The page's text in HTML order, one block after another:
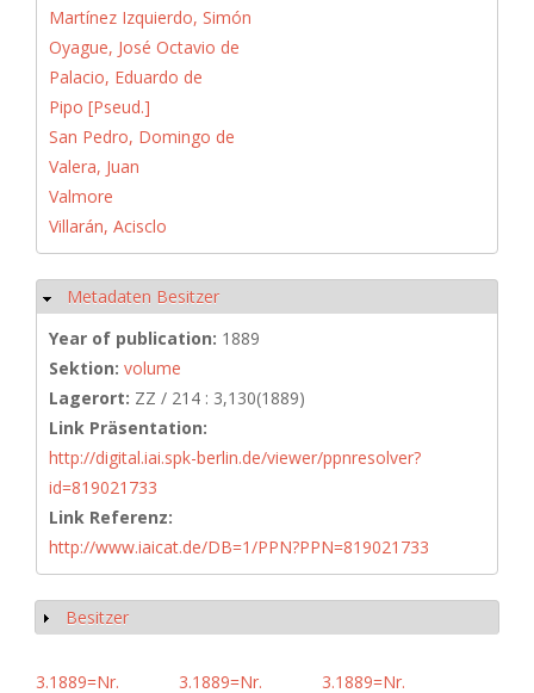
Martínez Izquierdo, Simón
Oyague, José Octavio de
Palacio, Eduardo de
Pipo [Pseud.]
San Pedro, Domingo de
Valera, Juan
Valmore
Villarán, Acisclo
Hide
Metadaten Besitzer
Year of publication: 1889
Sektion: volume
Lagerort: ZZ / 214 : 3,130(1889)
Link Präsentation:
http://digital.iai.spk-berlin.de/viewer/ppnresolver?
id=819021733
Link Referenz:
http://www.iaicat.de/DB=1/PPN?PPN=819021733
Show
Besitzer
3.1889=Nr.
3.1889=Nr.
3.1889=Nr.